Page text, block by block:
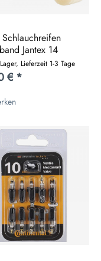
Jantex 14
Lieferzeit 1-3 Tage
€ *